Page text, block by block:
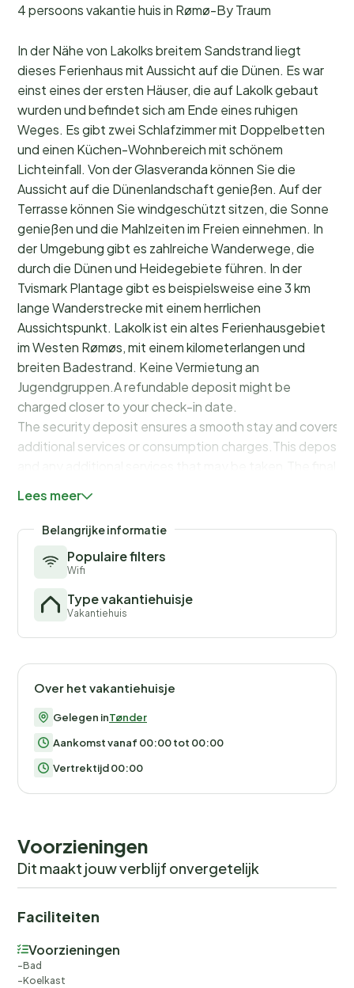
4 persoons vakantie huis in Rømø-By Traum
In der Nähe von Lakolks breitem Sandstrand liegt
dieses Ferienhaus mit Aussicht auf die Dünen. Es war
einst eines der ersten Häuser, die auf Lakolk gebaut
wurden und befindet sich am Ende eines ruhigen
Weges. Es gibt zwei Schlafzimmer mit Doppelbetten
und einen Küchen-Wohnbereich mit schönem
Lichteinfall. Von der Glasveranda können Sie die
Aussicht auf die Dünenlandschaft genießen. Auf der
Terrasse können Sie windgeschützt sitzen, die Sonne
genießen und die Mahlzeiten im Freien einnehmen. In
der Umgebung gibt es zahlreiche Wanderwege, die
durch die Dünen und Heidegebiete führen. In der
Tvismark Plantage gibt es beispielsweise eine 3 km
lange Wanderstrecke mit einem herrlichen
Aussichtspunkt. Lakolk ist ein altes Ferienhausgebiet
im Westen Rømøs, mit einem kilometerlangen und
breiten Badestrand. Keine Vermietung an
Jugendgruppen.A refundable deposit might be
charged closer to your check-in date.
The security deposit ensures a smooth stay and covers
additional services or consumption charges.This deposit
balance will be refunded within 21 days after
you would anyways pay for, ensuring a seamless stay and
Lees meer
Belangrijke informatie
Populaire filters
Wifi
Type vakantiehuisje
Vakantiehuis
Over het vakantiehuisje
Gelegen inTønder
Aankomst vanaf 00:00 tot 00:00
Vertrektijd 00:00
Voorzieningen
Dit maakt jouw verblijf onvergetelijk
Faciliteiten
Voorzieningen
Bad
Koelkast